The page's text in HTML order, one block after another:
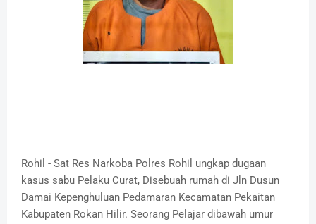
Rohil - Sat Res Narkoba Polres Rohil ungkap dugaan
kasus sabu Pelaku Curat, Disebuah rumah di Jln Dusun
Damai Kepenghuluan Pedamaran Kecamatan Pekaitan
Kabupaten Rokan Hilir. Seorang Pelajar dibawah umur